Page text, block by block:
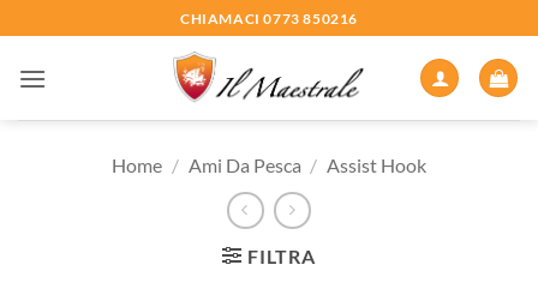
ai
contenuti
CHIAMACI 0773 850216
Home / Ami Da Pesca / Assist Hook
FILTRA